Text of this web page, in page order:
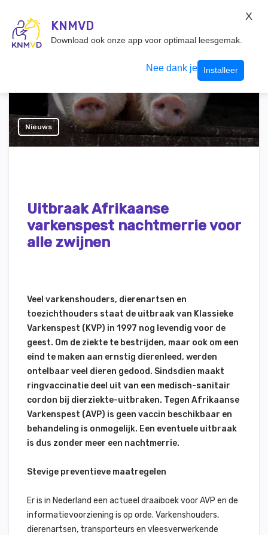
Inloggen
Nieuws
Uitbraak Afrikaanse
varkenspest nachtmerrie voor
alle zwijnen
Veel varkenshouders, dierenartsen en
toezichthouders staat de uitbraak van Klassieke
Varkenspest (KVP) in 1997 nog levendig voor de
geest. Om de ziekte te bestrijden, maar ook om een
eind te maken aan ernstig dierenleed, werden
ontelbaar veel dieren gedood. Sindsdien maakt
ringvaccinatie deel uit van een medisch-sanitair
cordon bij dierziekte-uitbraken. Tegen Afrikaanse
Varkenspest (AVP) is geen vaccin beschikbaar en
behandeling is onmogelijk. Een eventuele uitbraak
is dus zonder meer een nachtmerrie.
Stevige preventieve maatregelen
Er is in Nederland een actueel draaiboek voor AVP en de
informatievoorziening is op orde. Varkenshouders,
dierenartsen, transporteurs en vleesverwerkende
KNMVD
Download ook onze app voor optimaal leesgemak.
Nee dank je Installeer
X